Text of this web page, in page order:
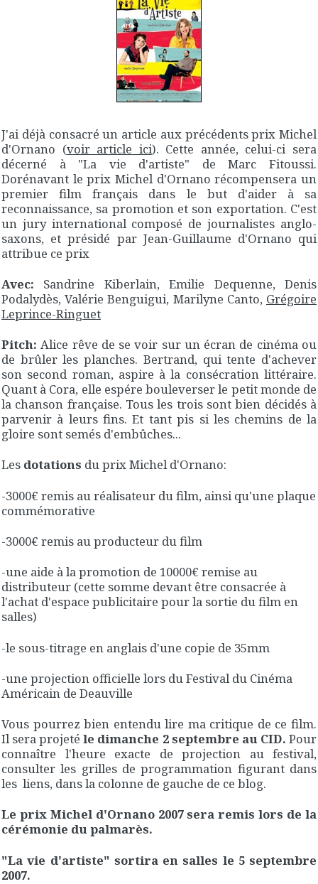
J'ai déjà consacré un article aux précédents prix Michel
d'Ornano (voir article ici). Cette année, celui-ci sera
décerné à "La vie d'artiste" de Marc Fitoussi.
Dorénavant le prix Michel d'Ornano récompensera un
premier film français dans le but d'aider à sa
reconnaissance, sa promotion et son exportation. C'est
un jury international composé de journalistes anglo-
saxons, et présidé par Jean-Guillaume d'Ornano qui
attribue ce prix
Avec: Sandrine Kiberlain, Emilie Dequenne, Denis
Podalydès, Valérie Benguigui, Marilyne Canto, Grégoire
Leprince-Ringuet
Pitch: Alice rêve de se voir sur un écran de cinéma ou
de brûler les planches. Bertrand, qui tente d'achever
son second roman, aspire à la consécration littéraire.
Quant à Cora, elle espére bouleverser le petit monde de
la chanson française. Tous les trois sont bien décidés à
parvenir à leurs fins. Et tant pis si les chemins de la
gloire sont semés d'embûches...
Les dotations du prix Michel d'Ornano:
-3000€ remis au réalisateur du film, ainsi qu'une plaque
commémorative
-3000€ remis au producteur du film
-une aide à la promotion de 10000€ remise au
distributeur (cette somme devant être consacrée à
l'achat d'espace publicitaire pour la sortie du film en
salles)
-le sous-titrage en anglais d'une copie de 35mm
-une projection officielle lors du Festival du Cinéma
Américain de Deauville
Vous pourrez bien entendu lire ma critique de ce film.
Il sera projetéle dimanche 2 septembre au CID. Pour
connaître l'heure exacte de projection au festival,
consulter les grilles de programmation figurant dans
les liens, dans la colonne de gauche de ce blog.
Le prix Michel d'Ornano 2007 sera remis lors de la
cérémonie du palmarès.
"La vie d'artiste" sortira en salles le 5 septembre
2007.